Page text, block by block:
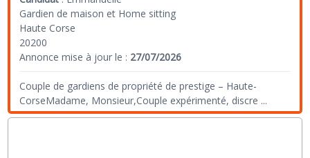
Gardien de maison et Home sitting
Haute Corse
20200
Annonce mise à jour le : 27/07/2026
Couple de gardiens de propriété de prestige – Haute-
CorseMadame, Monsieur,Couple expérimenté, discre ...